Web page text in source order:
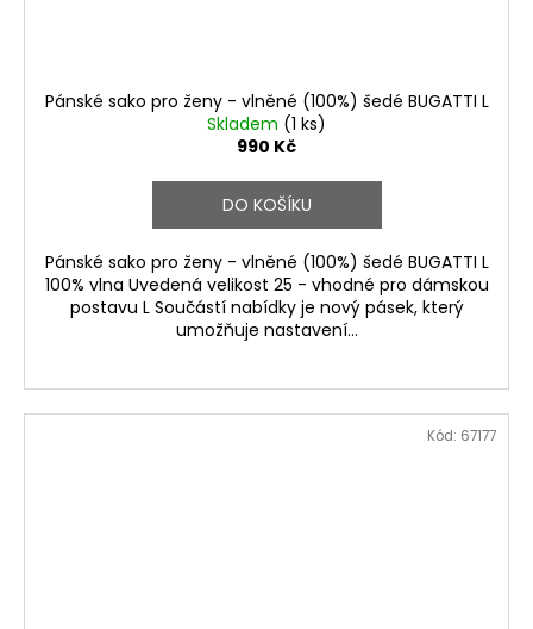
Pánské sako pro ženy - vlněné (100%) šedé BUGATTI L
Skladem (1 ks)
990 Kč
DO KOŠÍKU
Pánské sako pro ženy - vlněné (100%) šedé BUGATTI L
100% vlna Uvedená velikost 25 - vhodné pro dámskou
postavu L Součástí nabídky je nový pásek, který
umožňuje nastavení...
Kód: 67177